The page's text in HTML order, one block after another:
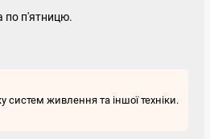
по п'ятницю.
живлення та іншої техніки.